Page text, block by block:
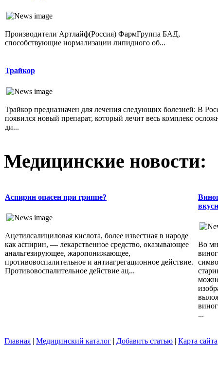
Производители Артлайф(Россия) ФармГруппа БАД,
способствующие нормализации липидного об...
Трайкор
Трайкор предназначен для лечения следующих болезней: В
появился новый препарат, который лечит весь комплекс
ди...
Медицинские новости:
Аспирин опасен при гриппе?
Ацетилсалициловая кислота, более известная в народе
как аспирин, — лекарственное средство, оказывающее
анальгезирующее, жаропонижающее,
противовоспалительное и антиагрегационное действие.
Противовоспалительное действие ац...
Во
...
Главная | Медицинский каталог | Добавить статью | Карта сайта